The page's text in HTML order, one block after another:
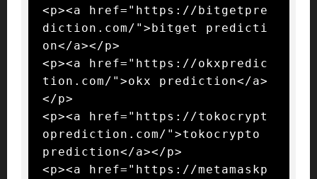
<p><a href="https://bitgetpre
diction.com/">bitget predicti
on</a></p>
<p><a href="https://okxpredic
tion.com/">okx prediction</a>
</p>
<p><a href="https://tokocrypt
oprediction.com/">tokocrypto
prediction</a></p>
<p><a href="https://metamaskp